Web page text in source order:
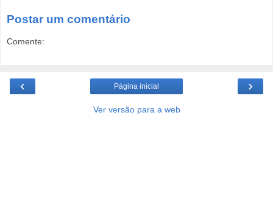
Postar um comentário
Comente:
‹ ›
Página inicial
Ver versão para a web